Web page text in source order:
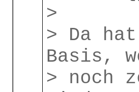
>
> Da
Basis,
> noch